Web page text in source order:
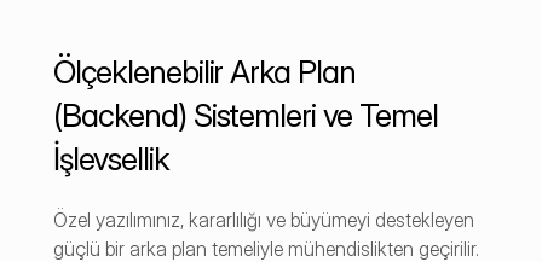
Ölçeklenebilir Arka Plan
(Backend) Sistemleri ve Temel
İşlevsellik
Özel yazılımınız, kararlılığı ve büyümeyi destekleyen
güçlü bir arka plan temeliyle mühendislikten geçirilir.